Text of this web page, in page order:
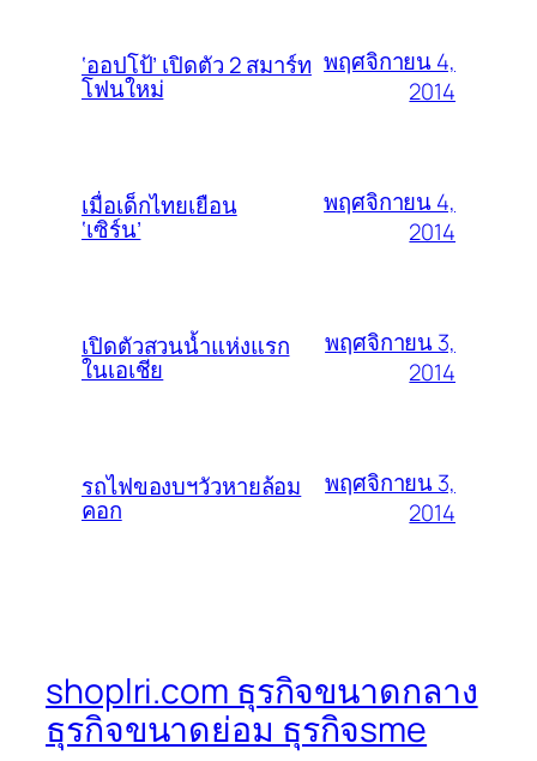
‘ออปโป้’ เปิดตัว 2 สมาร์ท
โฟนใหม่
พฤศจิกายน 4,
2014
เมื่อเด็กไทยเยือน
‘เซิร์น’
พฤศจิกายน 4,
2014
เปิดตัวสวนน้ำแห่งแรก
ในเอเชีย
พฤศจิกายน 3,
2014
รถไฟของบฯวัวหายล้อม
คอก
พฤศจิกายน 3,
2014
shoplri.com ธุรกิจขนาดกลาง
ธุรกิจขนาดย่อม ธุรกิจsme